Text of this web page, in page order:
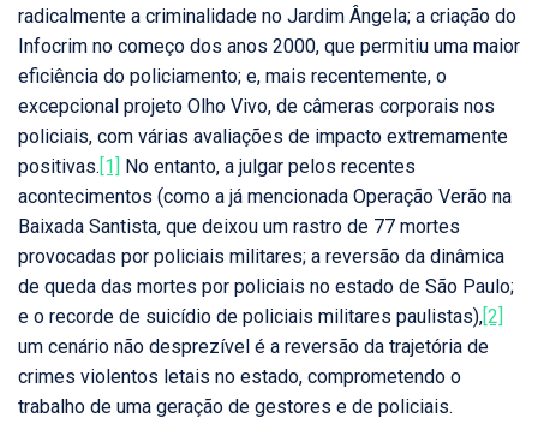
radicalmente a criminalidade no Jardim Ângela; a criação do
Infocrim no começo dos anos 2000, que permitiu uma maior
eficiência do policiamento; e, mais recentemente, o
excepcional projeto Olho Vivo, de câmeras corporais nos
policiais, com várias avaliações de impacto extremamente
positivas. [1]
No entanto, a julgar pelos recentes
acontecimentos (como a já mencionada Operação Verão na
Baixada Santista, que deixou um rastro de 77 mortes
provocadas por policiais militares; a reversão da dinâmica
de queda das mortes por policiais no estado de São Paulo;
e o recorde de suicídio de policiais militares paulistas), [2]
um cenário não desprezível é a reversão da trajetória de
crimes violentos letais no estado, comprometendo o
trabalho de uma geração de gestores e de policiais.